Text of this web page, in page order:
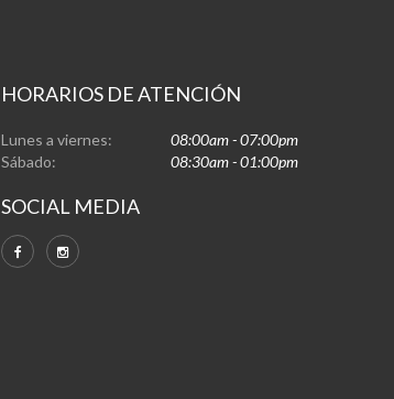
HORARIOS DE ATENCIÓN
Lunes a viernes:
08:00am - 07:00pm
Sábado:
08:30am - 01:00pm
SOCIAL MEDIA